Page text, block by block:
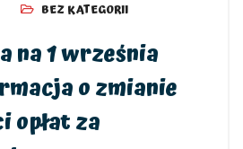
BEZ KATEGORII
na 1 września
o zmianie
opłat za